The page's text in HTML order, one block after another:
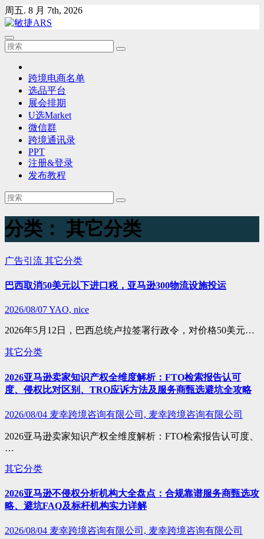
Skip
to
content
周五. 8 月 7th, 2026
跨境电商名单
选品平台
展会排期
U选Market
微信群
跨境通讯录
PPT
注册&登录
发布教程
分类： 其它分类
广告引流 其它分类
巴西取消50美元以下进口税，亚马逊300物流设施投运
2026/08/07YAO, nice
2026年5月12日，巴西总统卢拉签署行政令，对价格50美元…
其它分类
2026亚马逊卖家知识产权全维度解析：FTO检索报告认可
度、侵权比对区别、TRO应诉方法及服务商甄选避坑全攻略
2026/08/04 麦幸跨境咨询有限公司, 麦幸跨境咨询有限公司
2026亚马逊卖家知识产权全维度解析：FTO检索报告认可度、
…
其它分类
2026亚马逊不侵权分析机构大全盘点：合规靠谱服务商甄选攻
略、避坑FAQ及标杆机构实力详解
2026/08/04 麦幸跨境咨询有限公司, 麦幸跨境咨询有限公司